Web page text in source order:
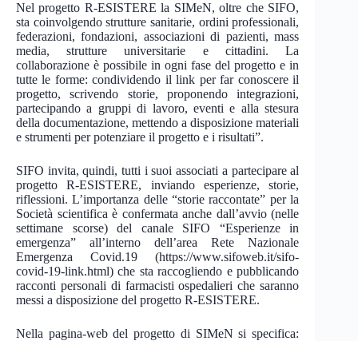
Nel progetto R-ESISTERE la SIMeN, oltre che SIFO,
sta coinvolgendo strutture sanitarie, ordini professionali,
federazioni, fondazioni, associazioni di pazienti, mass
media, strutture universitarie e cittadini. La
collaborazione è possibile in ogni fase del progetto e in
tutte le forme: condividendo il link per far conoscere il
progetto, scrivendo storie, proponendo integrazioni,
partecipando a gruppi di lavoro, eventi e alla stesura
della documentazione, mettendo a disposizione materiali
e strumenti per potenziare il progetto e i risultati”.
SIFO invita, quindi, tutti i suoi associati a partecipare al
progetto R-ESISTERE, inviando esperienze, storie,
riflessioni. L’importanza delle “storie raccontate” per la
Società scientifica è confermata anche dall’avvio (nelle
settimane scorse) del canale SIFO “Esperienze in
emergenza” all’interno dell’area Rete Nazionale
Emergenza Covid.19 (https://www.sifoweb.it/sifo-
covid-19-link.html) che sta raccogliendo e pubblicando
racconti personali di farmacisti ospedalieri che saranno
messi a disposizione del progetto R-ESISTERE.
Nella pagina-web del progetto di SIMeN si specifica: